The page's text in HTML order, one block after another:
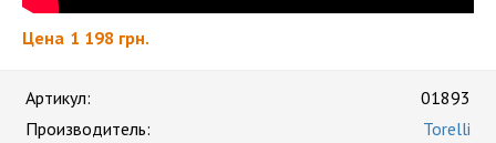
Цена 1 198 грн.
Артикул:
01893
Производитель:
Torelli